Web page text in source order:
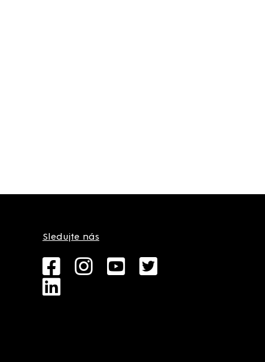
Sledujte nás